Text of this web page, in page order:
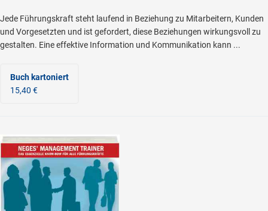
Jede Führungskraft steht laufend in Beziehung zu Mitarbeitern, Kunden
und Vorgesetzten und ist gefordert, diese Beziehungen wirkungsvoll zu
gestalten. Eine effektive Information und Kommunikation kann ...
Buch kartoniert
15,40 €